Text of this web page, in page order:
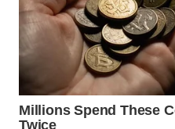
WN
BORNEO
Media
Group